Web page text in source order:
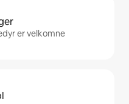
er velkomne